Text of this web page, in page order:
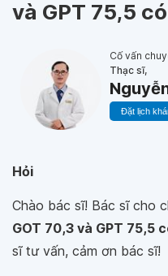
và GPT 75,5
Cố vấn
Thạc sĩ,
Đặt lịch
Hỏi
Chào bác sĩ! Bác sĩ cho
GOT 70,3 và GPT 75,5
sĩ tư vấn, cảm ơn bác sĩ!